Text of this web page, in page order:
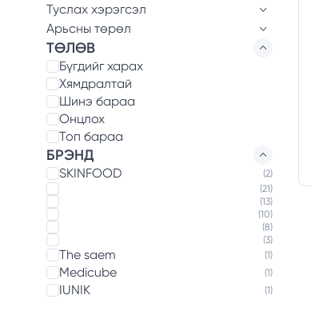
Туслах хэрэгсэл
Арьсны төрөл
ТӨЛӨВ
Бүгдийг харах
Хямдралтай
Шинэ бараа
Онцлох
Топ бараа
БРЭНД
SKINFOOD
(2)
(21)
(13)
(10)
(8)
(3)
The saem (1)
Medicube (1)
IUNIK (1)